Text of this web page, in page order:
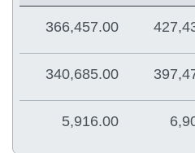
366,457.00
340,685.00
5,916.00